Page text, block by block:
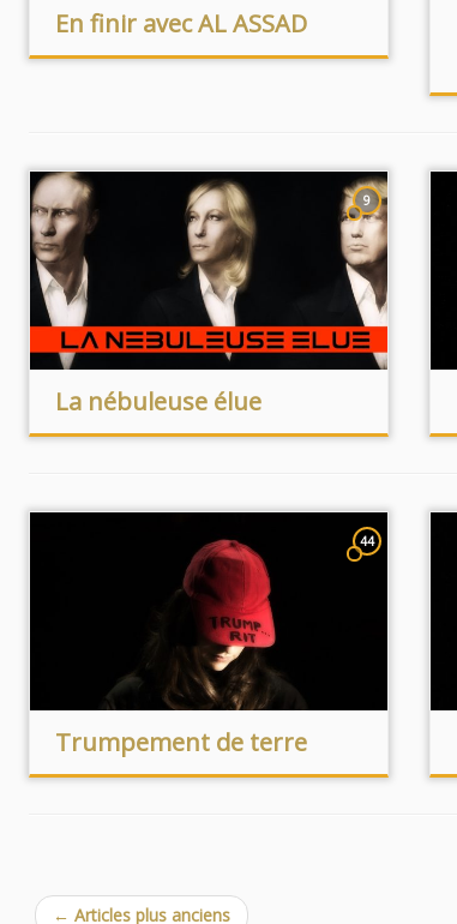
En finir avec AL ASSAD
9
La nébuleuse élue
44
Trumpement de terre
← Articles plus anciens